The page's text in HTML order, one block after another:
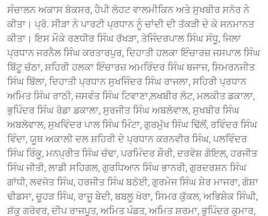
ਸੰਚਾਲਨ ਅਕਾਸ ਬੋਕਸਰ, ਹੈਪੀ ਲੋਹਟ ਵਾਲਮੀਕਿਨ ਅਤੇ ਸੁਖਬੀਰ ਸਨੋਰ ਨੇ
ਕੀਤਾ। ਪ੍ਰੋ. ਸੀੜਾ ਨੇ ਪਾਰਟੀ ਪ੍ਰਧਾਨ ਨੂੰ ਚਾਂਦੀ ਦੀ ਤੱਕੜੀ ਦੇ ਕੇ ਸਨਮਾਨਤ
ਕੀਤਾ। ਇਸ ਮੌਕੇ ਰਣਧੀਰ ਸਿੰਘ ਰੱਖੜਾ, ਤੇਜਿੰਦਰਪਾਲ ਸਿੰਘ ਸੰਧੂ, ਜਿਲਾ
ਪ੍ਰਧਾਨ ਜਰਨੈਲ ਸਿੰਘ ਕਰਤਾਰਪੁਰ, ਦਿਹਾਤੀ ਹਲਕਾ ਇੰਚਾਰਜ਼ ਜਸਪਾਲ ਸਿੰਘ
ਬਿੱਟੂ ਚੱਠਾ, ਸ਼ਹਿਰੀ ਹਲਕਾ ਇੰਚਾਰਜ਼ ਅਮਰਿੰਦਰ ਸਿੰਘ ਬਜਾਜ, ਸਿਮਰਨਜੀਤ
ਸਿੰਘ ਬਿੱਲਾ, ਦਿਹਾਤੀ ਪ੍ਰਧਾਨ ਸੁਖਜਿੰਦਰ ਸਿੰਘ ਰਾਜਲਾ, ਸਹਿਰੀ ਪ੍ਰਧਾਨ
ਅਮਿਤ ਸਿੰਘ ਰਾਠੀ, ਜਸਵੰਤ ਸਿੰਘ ਟਿਵਾਣਾ,ਲਖਬੀਰ ਲੋਟ, ਮਲਕੀਤ ਡਕਾਲਾ,
ਭੁਪਿੰਦਰ ਸਿੰਘ ਰੋਡਾ ਡਕਾਲਾ, ਸੁਰਜੀਤ ਸਿੰਘ ਅਬਲੋਵਾਲ, ਸੁਖਬੀਰ ਸਿੰਘ
ਅਬਲੋਵਾਲ, ਸੁਖਵਿੰਦਰ ਪਾਲ ਸਿੰਘ ਮਿੰਟਾ, ਗੁਰਮੁੱਖ ਸਿੰਘ ਢਿੱਲੋਂ, ਰਵਿੰਦਰ ਸਿੰਘ
ਵਿੰਦਾ, ਯੂਥ ਅਕਾਲੀ ਦਲ ਸ਼ਹਿਰੀ ਦੇ ਪ੍ਰਧਾਨ ਕਰਨਵੀਰ ਸਿੰਘ, ਪਲਵਿੰਦਰ
ਸਿੰਘ ਰਿੰਕੂ, ਮਨਪ੍ਰੀਤ ਸਿੰਘ ਚੱਢਾ, ਪਰਮਿੰਦਰ ਸ਼ੌਰੀ, ਦਰਵੇਸ਼ ਗੋਇਲ, ਹਰਜੀਤ
ਸਿੰਘ ਜੀਤੀ, ਲਾਡੀ ਸਹਿਗਲ, ਗੁਰਧਿਆਨ ਸਿੰਘ ਭਾਨਰੀ, ਗੁਰਦਰਸ਼ਨ ਸਿੰਘ
ਗਾਂਧੀ, ਲਵਜੋਤ ਸਿੰਘ, ਹਰਜੀਤ ਸਿੰਘ ਬਠੋਈ, ਗੁਰਮੇਜ ਸਿੰਘ ਸ਼ੇਰ ਮਾਜਰਾ, ਗੋਸ਼ਾ
ਢੀਡਸਾ, ਚੂਹੜ ਸਿੰਘ, ਰਾਜੂ ਬੇਦੀ, ਬਬਲੂ ਖੋਰਾ, ਸਿਮਰ ਕੁੱਕਲ, ਅਭਿਸ਼ੇਕ ਸਿੰਘੀ,
ਸ਼ੱਕੂ ਗਰੋਵਰ, ਦੀਪ ਰਾਜਪੂੁਤ, ਅਮਿਤ ਪੰਡਤ, ਅਮਿਤ ਸ਼ਰਮਾ, ਭੁਪਿੰਦਰ ਕੁਮਾਰ,